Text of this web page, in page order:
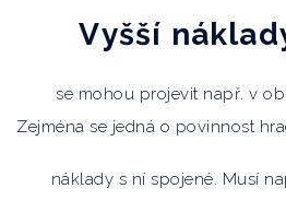
Vyšší
se mohou projevit např. v
Zejména se jedná o povinnost
náklady s ní spojené. Musí